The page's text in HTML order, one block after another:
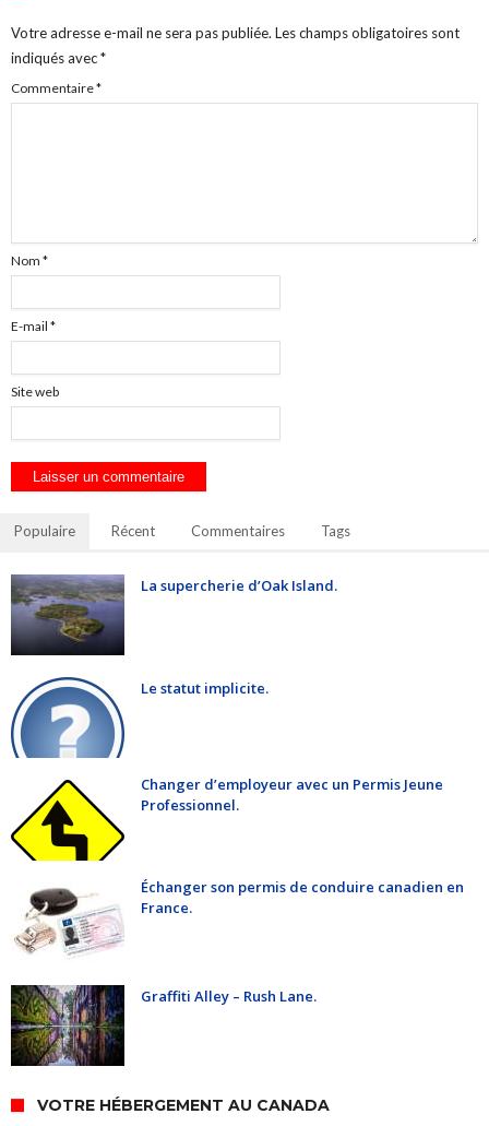
Votre adresse e-mail ne sera pas publiée. Les champs obligatoires sont
indiqués avec*
Commentaire*
Nom *
E-mail *
Site web
Populaire Récent Commentaires Tags
La supercherie d’Oak Island.
Le statut implicite.
Changer d’employeur avec un Permis Jeune
Professionnel.
Échanger son permis de conduire canadien en
France.
Graffiti Alley – Rush Lane.
VOTRE HÉBERGEMENT AU CANADA